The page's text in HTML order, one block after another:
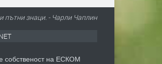
пътни знаци. - Чарли Чаплин
собственост на ЕСКОМ